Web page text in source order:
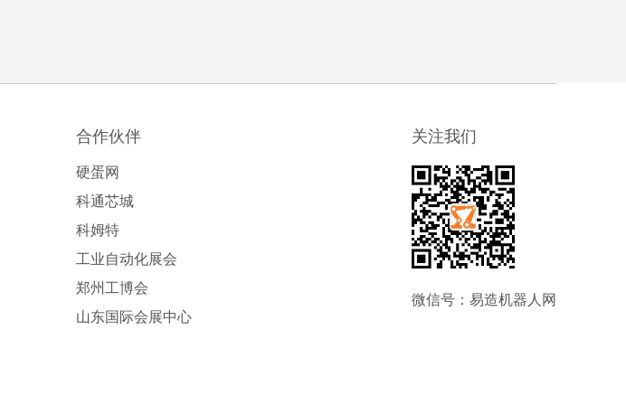
合作伙伴
硬蛋网
科通芯城
科姆特
工业自动化展会
郑州工博会
山东国际会展中心
关注我们
微信号：易造机器人网